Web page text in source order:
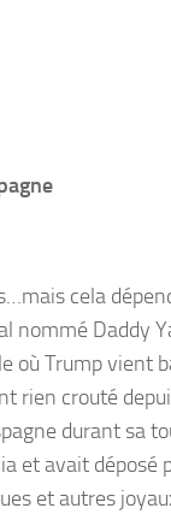
cela
nommé Daddy
où Trump vient
rien crouté
durant sa
et avait déposé
et autres